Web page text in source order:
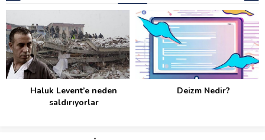
Haluk Levent’e neden
saldırıyorlar
Deizm Nedir?